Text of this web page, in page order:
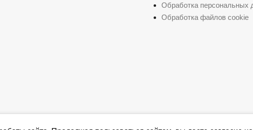
Обработка персональных
Обработка файлов cookie